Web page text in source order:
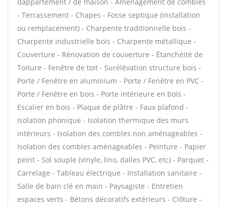
- Terrassement - Chapes - Fosse septique (installation
ou remplacement) - Charpente traditionnelle bois -
Charpente industrielle bois - Charpente métallique -
Couverture - Rénovation de couverture - Étanchéité de
Toiture - Fenêtre de toit - Surélévation structure bois -
Porte / Fenêtre en aluminium - Porte / Fenêtre en PVC -
Porte / Fenêtre en bois - Porte intérieure en bois -
Escalier en bois - Plaque de plâtre - Faux plafond -
Isolation phonique - Isolation thermique des murs
intérieurs - Isolation des combles non aménageables -
Isolation des combles aménageables - Peinture - Papier
peint - Sol souple (vinyle, lino, dalles PVC, etc) - Parquet -
Carrelage - Tableau électrique - Installation sanitaire -
Salle de bain clé en main - Paysagiste - Entretien
espaces verts - Bétons décoratifs extérieurs - Clôture -